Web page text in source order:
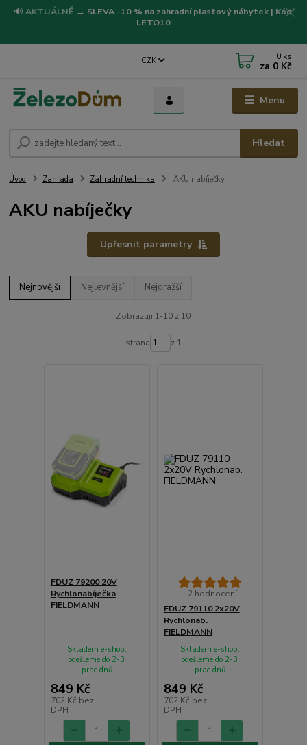
🔊 AKTUÁLNĚ → SLEVA -10 % na zahradní plastový nábytek | Kód:
LETO10
Menu
CZK
Hledat
0 ks
za 0 Kč
Úvod Zahrada Zahradní technika AKU nabíječky
AKU nabíječky
Upřesnit parametry
Nejnovější Nejlevnější Nejdražší
Zobrazuji 1-10 z 10
strana z 1
FDUZ 79200 20V
Rychlonabíječka
FIELDMANN
849 Kč
702 Kč bez
DPH
Skladem e-shop,
odešleme do 2-3
prac.dnů
2 hodnocení
FDUZ 79110 2x20V
Rychlonab.
FIELDMANN
849 Kč
702 Kč bez
DPH
Skladem e-shop,
odešleme do 2-3
prac.dnů